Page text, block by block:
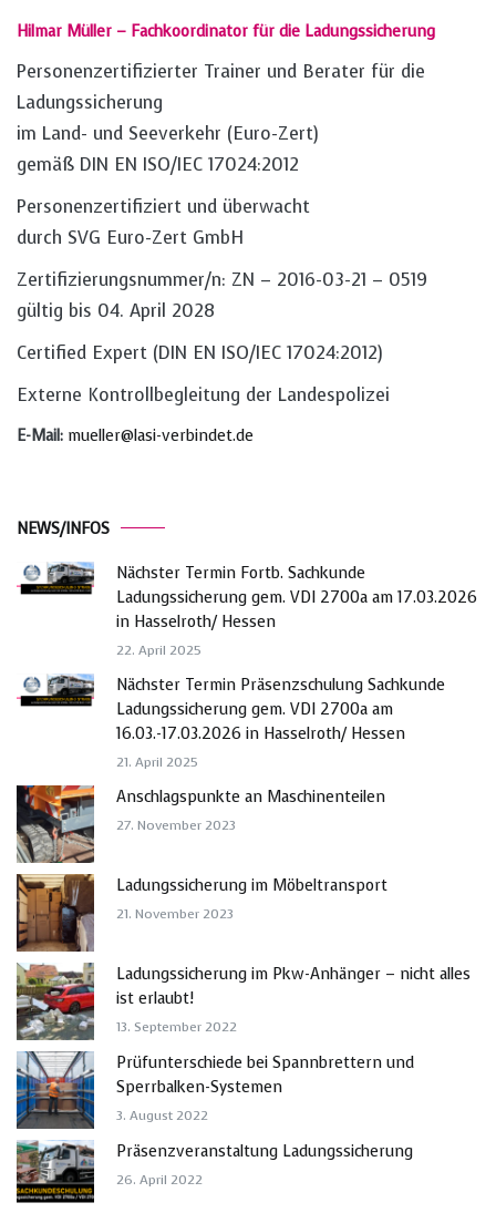
Hilmar Müller – Fachkoordinator für die Ladungssicherung
Personenzertifizierter Trainer und Berater für die
Ladungssicherung
im Land- und Seeverkehr (Euro-Zert)
gemäß DIN EN ISO/IEC 17024:2012
Personenzertifiziert und überwacht
durch SVG Euro-Zert GmbH
Zertifizierungsnummer/n: ZN – 2016-03-21 – 0519
gültig bis 04. April 2028
Certified Expert (DIN EN ISO/IEC 17024:2012)
Externe Kontrollbegleitung der Landespolizei
E-Mail: mueller@lasi-verbindet.de
NEWS/INFOS
Nächster Termin Fortb. Sachkunde
Ladungssicherung gem. VDI 2700a am 17.03.2026
in Hasselroth/ Hessen
22. April 2025
Nächster Termin Präsenzschulung Sachkunde
Ladungssicherung gem. VDI 2700a am
16.03.-17.03.2026 in Hasselroth/ Hessen
21. April 2025
Anschlagspunkte an Maschinenteilen
27. November 2023
Ladungssicherung im Möbeltransport
21. November 2023
Ladungssicherung im Pkw-Anhänger – nicht alles
ist erlaubt!
13. September 2022
Prüfunterschiede bei Spannbrettern und
Sperrbalken-Systemen
3. August 2022
Präsenzveranstaltung Ladungssicherung
26. April 2022